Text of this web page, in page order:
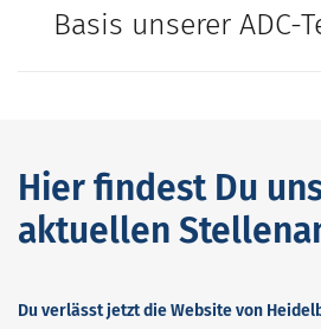
Basis unserer ADC-
Hier findest Du
aktuellen
Du verlässt jetzt die Website von